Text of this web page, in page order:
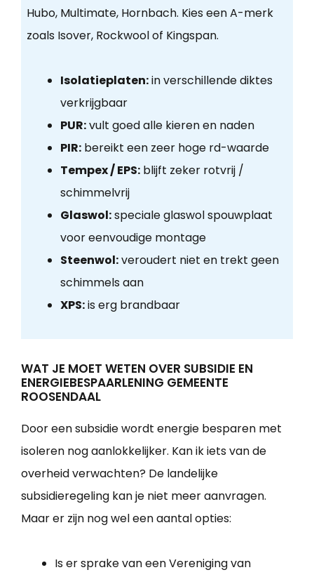
Hubo, Multimate, Hornbach. Kies een A-merk
zoals Isover, Rockwool of Kingspan.
Isolatieplaten:in verschillende diktes
verkrijgbaar
PUR:vult goed alle kieren en naden
PIR:bereikt een zeer hoge rd-waarde
Tempex / EPS:blijft zeker rotvrij /
schimmelvrij
Glaswol:speciale glaswol spouwplaat
voor eenvoudige montage
Steenwol:veroudert niet en trekt geen
schimmels aan
XPS:is erg brandbaar
WAT JE MOET WETEN OVER SUBSIDIE EN
ENERGIEBESPAARLENING GEMEENTE
ROOSENDAAL
Door een subsidie wordt energie besparen met
isoleren nog aanlokkelijker. Kan ik iets van de
overheid verwachten? De landelijke
subsidieregeling kan je niet meer aanvragen.
Maar er zijn nog wel een aantal opties:
Is er sprake van een Vereniging van